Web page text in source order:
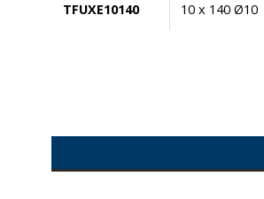
TFUXE10140 10 x 140 Ø10